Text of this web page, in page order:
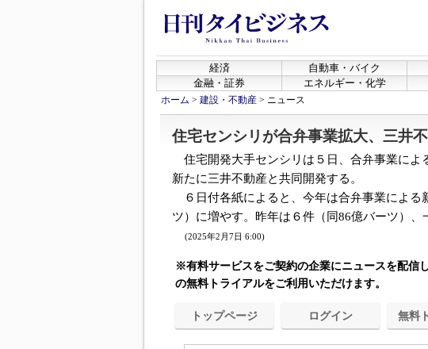
経済 自動車・バイク
金融・証券
エネルギー・化学
ホーム > 建設・不動産 > ニュース
住宅センシリが合弁事業拡大、三井
住宅開発大手センシリは５日、合弁事業によ
新たに三井不動産と共同開発する。
６日付各紙によると、今年は合弁事業による
ツ）に増やす。昨年は６件（同86億バーツ）、
(2025年2月7日 6:00)
※有料サービスをご契約の企業にニュースを配信
の無料トライアルをご利用いただけます。
トップページ ログイン 無料